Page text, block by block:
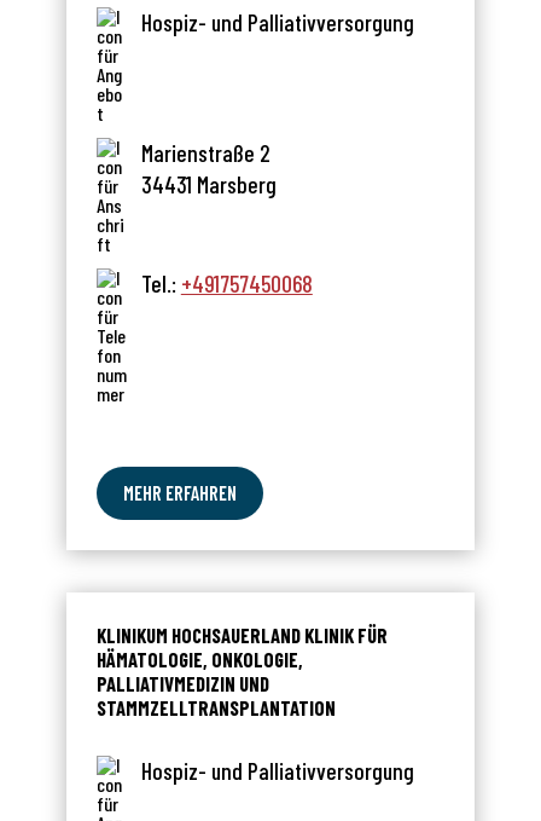
Hospiz- und Palliativversorgung
Marienstraße 2
34431 Marsberg
Tel.: +491757450068
MEHR ERFAHREN
KLINIKUM HOCHSAUERLAND KLINIK FÜR
HÄMATOLOGIE, ONKOLOGIE,
PALLIATIVMEDIZIN UND
STAMMZELLTRANSPLANTATION
Hospiz- und Palliativversorgung